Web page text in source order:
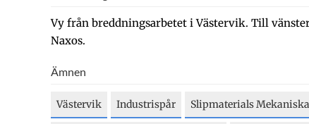
Vy från breddningsarbetet i Västervik. Till
Naxos.
Ämnen
Västervik Industrispår Slipmaterials